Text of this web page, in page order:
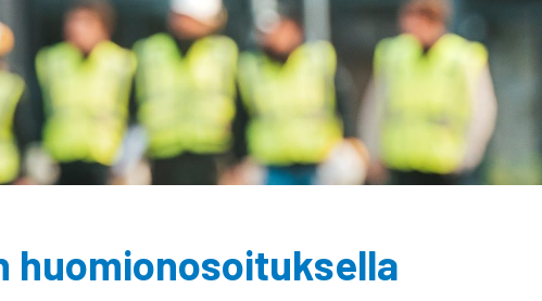
huomionosoituksella